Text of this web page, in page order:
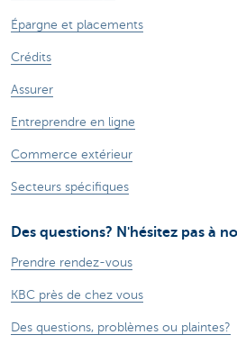
Épargne et placements
Crédits
Assurer
Entreprendre en ligne
Commerce extérieur
Secteurs spécifiques
Des questions? N'hésitez pas à
Prendre rendez-vous
KBC près de chez vous
Des questions, problèmes ou plaintes?